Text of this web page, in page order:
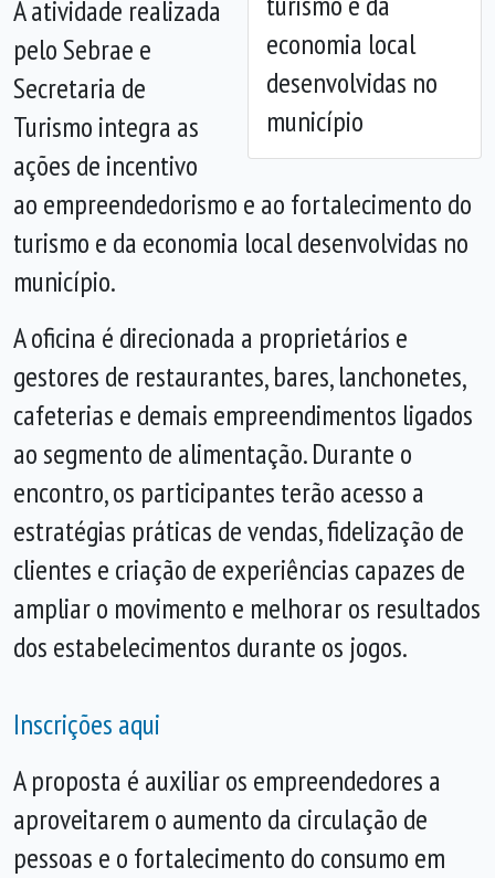
economia local
desenvolvidas no
município
A atividade realizada
pelo Sebrae e
Secretaria de
Turismo integra as
ações de incentivo
ao empreendedorismo e ao fortalecimento do
turismo e da economia local desenvolvidas no
município.
A oficina é direcionada a proprietários e
gestores de restaurantes, bares, lanchonetes,
cafeterias e demais empreendimentos ligados
ao segmento de alimentação. Durante o
encontro, os participantes terão acesso a
estratégias práticas de vendas, fidelização de
clientes e criação de experiências capazes de
ampliar o movimento e melhorar os resultados
dos estabelecimentos durante os jogos.
Inscrições aqui
A proposta é auxiliar os empreendedores a
aproveitarem o aumento da circulação de
pessoas e o fortalecimento do consumo em